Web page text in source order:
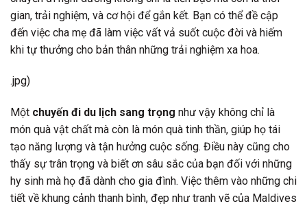
gian, trải nghiệm, và cơ hội để gắn kết. Bạn có thể đề cập
đến việc cha mẹ đã làm việc vất vả suốt cuộc đời và hiếm
khi tự thưởng cho bản thân những trải nghiệm xa hoa.
.jpg)
Một chuyến đi du lịch sang trọng như vậy không chỉ là
món quà vật chất mà còn là món quà tinh thần, giúp họ tái
tạo năng lượng và tận hưởng cuộc sống. Điều này cũng cho
thấy sự trân trọng và biết ơn sâu sắc của bạn đối với những
hy sinh mà họ đã dành cho gia đình. Việc thêm vào những chi
tiết về khung cảnh thanh bình, đẹp như tranh vẽ của Maldives